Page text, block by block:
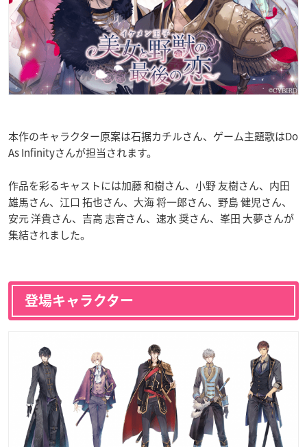
本作のキャラクター原案は石据カチルさん、ゲーム主題歌はDo
As Infinityさんが担当されます。
作品を彩るキャストには加藤 和樹さん、小野 友樹さん、内田
雄馬さん、江口 拓也さん、大海 将一郎さん、野島 健児さん、
安元 洋貴さん、吉高 志音さん、速水 奨さん、峯田 大夢さんが
集結されました。
登場キャラクター